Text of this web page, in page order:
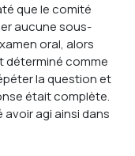
que le comité
aucune sous-
oral, alors
déterminé comme
la question et
était complète.
agi ainsi dans